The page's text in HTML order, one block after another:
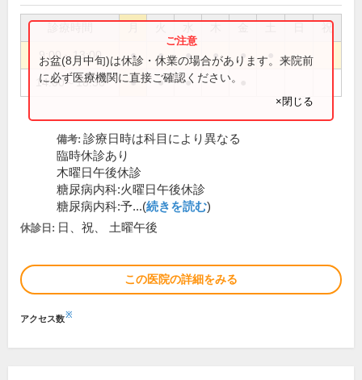
祝
9:00～13:00 ● ● ● ● ●
14:00～18:30 ● ● ●
お盆(8月中旬)は休診・休業の場合があります。来院前
に必ず医療機関に直接ご確認ください。
×閉じる
備考: 診療日時は科目により異なる
臨時休診あり
木曜日午後休診
糖尿病内科:火曜日午後休診
糖尿病内科:予...(続きを読む)
休診日: 日、祝、 土曜午後
この医院の詳細をみる
アクセス数※